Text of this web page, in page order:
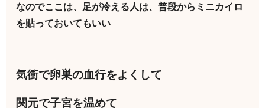
なのでここは、足が冷える人は、普段からミニカイロ
を貼っておいてもいい
気衝で卵巣の血行をよくして
関元で子宮を温めて